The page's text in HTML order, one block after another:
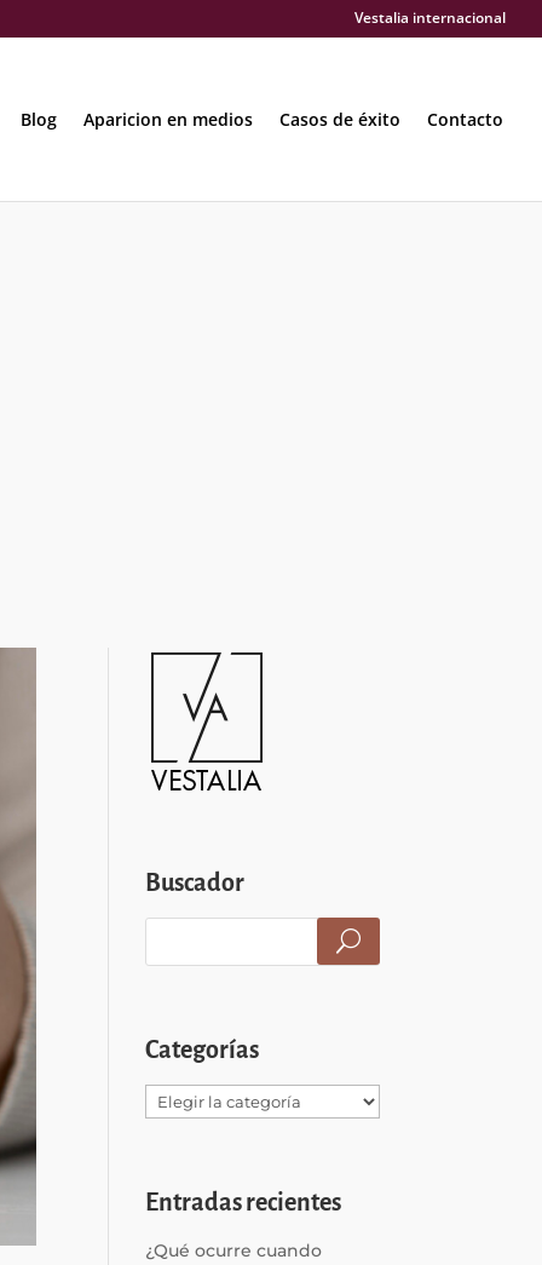
Vestalia internacional
Blog Aparicion en medios Casos de éxito Contacto
Buscador
Categorías
Categorías
Entradas recientes
¿Qué ocurre cuando